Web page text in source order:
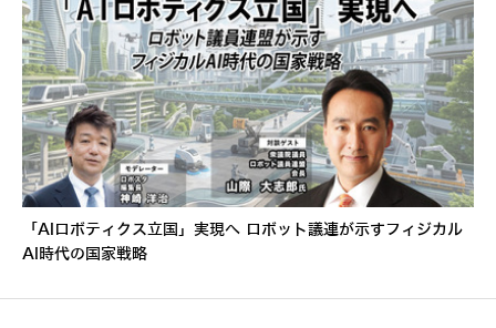
「AIロボティクス立国」実現へ ロボット議連が示すフィジカル
AI時代の国家戦略